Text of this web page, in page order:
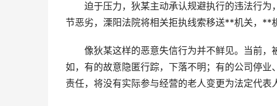
迫于压力，狄某主动承认规避执行的违法行为
节恶劣，溧阳法院将相关拒执线索移送**机关，**
像狄某这样的恶意失信行为并不鲜见。当前，
如，有的故意隐匿行踪，下落不明；有的公司停
责任，将没有实际参与经营的老人变更为法定代表